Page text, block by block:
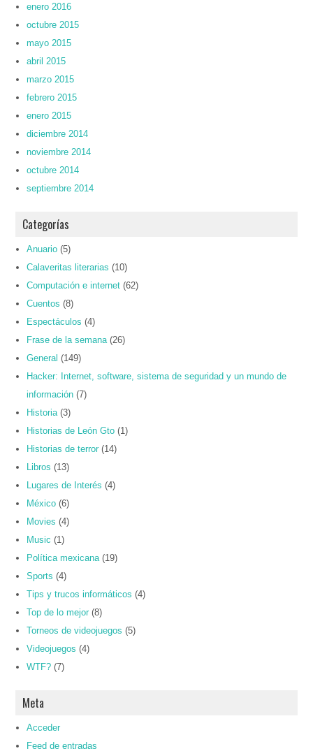
enero 2016
octubre 2015
mayo 2015
abril 2015
marzo 2015
febrero 2015
enero 2015
diciembre 2014
noviembre 2014
octubre 2014
septiembre 2014
Categorías
Anuario (5)
Calaveritas literarias (10)
Computación e internet (62)
Cuentos (8)
Espectáculos (4)
Frase de la semana (26)
General (149)
Hacker: Internet, software, sistema de seguridad y un mundo de
información (7)
Historia (3)
Historias de León Gto (1)
Historias de terror (14)
Libros (13)
Lugares de Interés (4)
México (6)
Movies (4)
Music (1)
Política mexicana (19)
Sports (4)
Tips y trucos informáticos (4)
Top de lo mejor (8)
Torneos de videojuegos (5)
Videojuegos (4)
WTF? (7)
Meta
Acceder
Feed de entradas